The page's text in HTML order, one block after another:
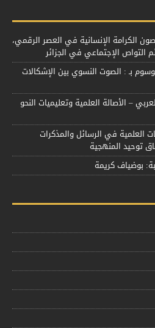
الكرامة الإنسانية في العصر الرقمي،
التواص الإجتماعي في الجزائر
بـ : الصوت النسوي بين الإشكالات
– الأصالة العلمية وتعليميات النحو
العلمية في الرسائل والمذكرات
توحيد المنهجية
بوضياف كريمة